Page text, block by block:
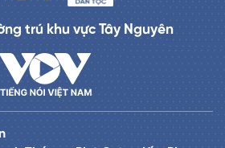
trú khu vực Tây Nguyên